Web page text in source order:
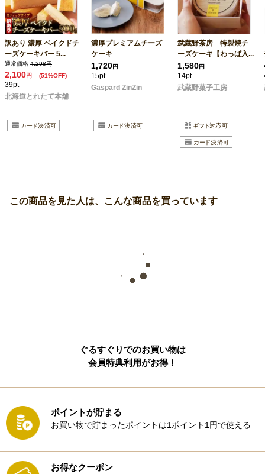
訳あり 濃厚 ベイクドチ
ーズケーキバー 5...
通常価格 4,298円
2,100円 (51%OFF)
39pt
北海道とれたて本舗
濃厚プレミアムチーズ
ケーキ
1,720円
15pt
Gaspard ZinZin
武蔵野茶房 特製焼チ
ーズケーキ【わっぱ入...
1,580円
14pt
武蔵野菓子工房
この商品を見た人は、こんな商品を買っています
ぐるすぐりでのお買い物は
会員特典利用がお得！
ポイントが貯まる
お買い物で貯まったポイントは1ポイント1円で使える
お得なクーポン